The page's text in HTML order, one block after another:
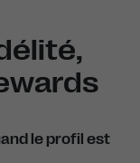
le profil est